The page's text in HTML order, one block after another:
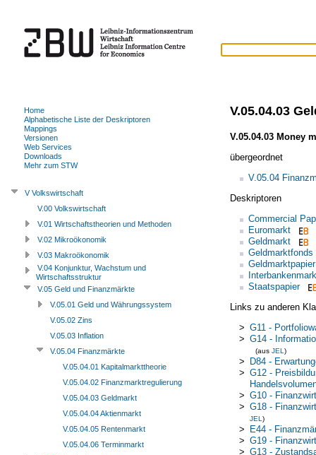
V.05.04.03
V.05.04.03 Money
übergeordnet
V.05.04
Deskriptoren
Commercial
Euromarkt
Geldmarkt
Geldmarktfonds
Geldmarktpapier
Staatspapier
Links zu anderen
> G11 -
> G14 -
(aus JEL )
> D84 -
> G12 -
> G10 -
> G18 -
JEL )
> E44 -
> G19 -
> G13 -
Home
Alphabetische Liste der Deskriptoren
Mappings
Versionen
Web Services
Downloads
Mehr zum STW
V Volkswirtschaft
V.00 Volkswirtschaft
V.01 Wirtschaftstheorien und Methoden
V.02 Mikroökonomik
V.03 Makroökonomik
V.04 Konjunktur, Wachstum und
Wirtschaftsstruktur
V.05 Geld und Finanzmärkte
V.05.01 Geld und Währungssystem
V.05.02 Zins
V.05.03 Inflation
V.05.04 Finanzmärkte
V.05.04.01 Kapitalmarkttheorie
V.05.04.02 Finanzmarktregulierung
V.05.04.03 Geldmarkt
V.05.04.04 Aktienmarkt
V.05.04.05 Rentenmarkt
V.05.04.06 Terminmarkt